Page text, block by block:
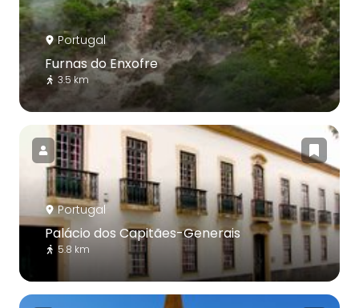
Portugal
Furnas do Enxofre
3.5 km
Portugal
Palácio dos Capitães-Generais
5.8 km